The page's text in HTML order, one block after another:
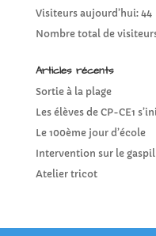
Visiteurs aujourd’hui: 44
Nombre total de
Articles récents
Sortie à la plage
Les élèves de CP-CE1
Le 100ème jour d’école
Intervention sur le
Atelier tricot